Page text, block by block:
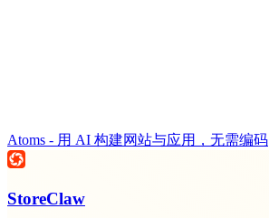
Atoms - 用 AI 构建网站与应用，无需编码
StoreClaw